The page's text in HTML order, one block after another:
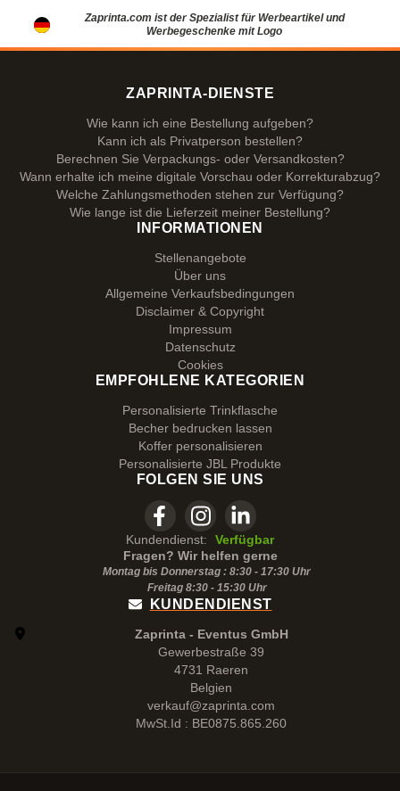
Zaprinta.com ist der Spezialist für Werbeartikel und
Werbegeschenke mit Logo
ZAPRINTA-DIENSTE
Wie kann ich eine Bestellung aufgeben?
Kann ich als Privatperson bestellen?
Berechnen Sie Verpackungs- oder Versandkosten?
Wann erhalte ich meine digitale Vorschau oder Korrekturabzug?
Welche Zahlungsmethoden stehen zur Verfügung?
Wie lange ist die Lieferzeit meiner Bestellung?
INFORMATIONEN
Stellenangebote
Über uns
Allgemeine Verkaufsbedingungen
Disclaimer & Copyright
Impressum
Datenschutz
Cookies
EMPFOHLENE KATEGORIEN
Personalisierte Trinkflasche
Becher bedrucken lassen
Koffer personalisieren
Personalisierte JBL Produkte
FOLGEN SIE UNS
Kundendienst:
Verfügbar
Fragen? Wir helfen gerne
Montag bis Donnerstag : 8:30 - 17:30 Uhr
Freitag 8:30 - 15:30Uhr
KUNDENDIENST
Zaprinta - Eventus GmbH
Gewerbestraße 39
4731 Raeren
Belgien
verkauf@zaprinta.com
MwSt.Id : BE0875.865.260